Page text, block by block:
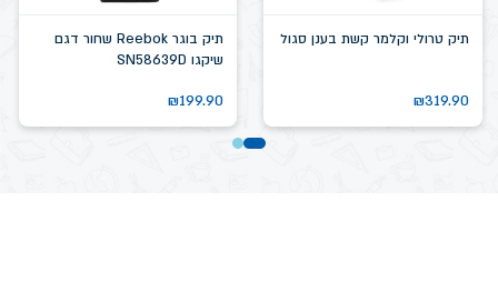
תיק טרולי וקלמר קשת בענן סגול
₪319.90
תיק בוגר Reebok שחור דגם
שיקגו SN58639D
₪199.90